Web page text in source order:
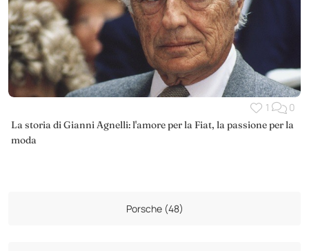
1 0
La storia di Gianni Agnelli: l'amore per la Fiat, la passione per la
moda
Porsche (48)